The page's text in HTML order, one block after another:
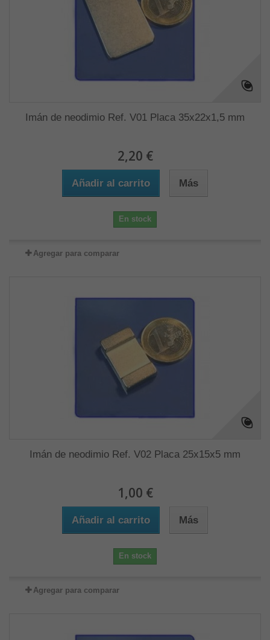
Imán de neodimio Ref. V01 Placa 35x22x1,5 mm
2,20 €
Añadir al carrito Más
En stock
Agregar para comparar
Imán de neodimio Ref. V02 Placa 25x15x5 mm
1,00 €
Añadir al carrito Más
En stock
Agregar para comparar